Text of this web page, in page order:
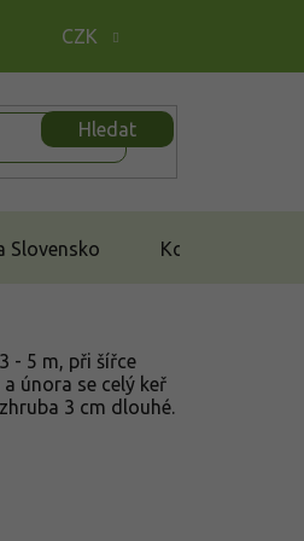
CZK
Hledat
Slovensko Kontakt
- 5 m, při šířce
února se celý keř
3 cm dlouhé.